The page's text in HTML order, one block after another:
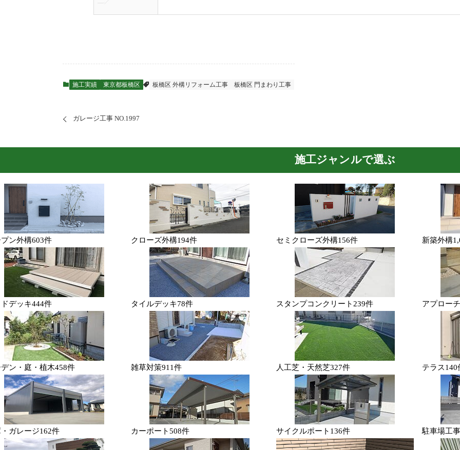
施工実績 東京都板橋区 板橋区 外構リフォーム工事 板橋区 門まわり工事
ガレージ工事 NO.1997
施工ジャンルで選ぶ
ン外構603件 クローズ外構194件 セミクローズ外構156件 新築外構
デッキ444件 タイルデッキ78件 スタンプコンクリート 239件 アプローチ
ン・庭・植木458件 雑草対策911件 人工芝・天然芝327件 テラス140
ガレージ162件 カーポート508件 サイクルポート 136件 駐車場工事